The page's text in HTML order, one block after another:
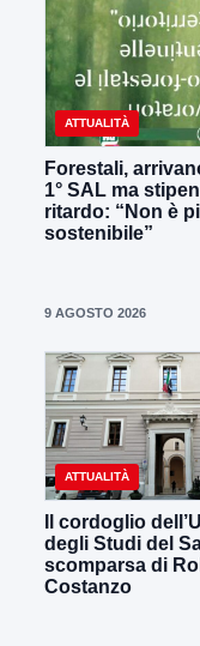
ATTUALITÀ
Forestali,
1° SAL ma
ritardo: “Non è
sostenibile”
9 AGOSTO 2026
ATTUALITÀ
Il cordoglio
degli Studi del
scomparsa di
Costanzo